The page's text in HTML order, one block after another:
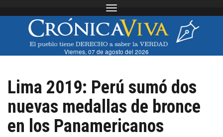
Toggle navigation
Viernes, 07 de agosto del 2026
Lima 2019: Perú sumó dos
nuevas medallas de bronce
en los Panamericanos